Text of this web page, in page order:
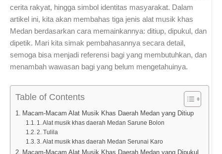
cerita rakyat, hingga simbol identitas masyarakat. Dalam
artikel ini, kita akan membahas tiga jenis alat musik khas
Medan berdasarkan cara memainkannya: ditiup, dipukul, dan
dipetik. Mari kita simak pembahasannya secara detail,
semoga bisa menjadi referensi bagi yang membutuhkan, dan
menambah wawasan bagi yang belum mengetahuinya.
Table of Contents
Macam-Macam Alat Musik Khas Daerah Medan yang Ditiup
1. Alat musik khas daerah Medan Sarune Bolon
2. Tulila
3. Alat musik khas daerah Medan Serunai Karo
Macam-Macam Alat Musik Khas Daerah Medan yang Dipukul